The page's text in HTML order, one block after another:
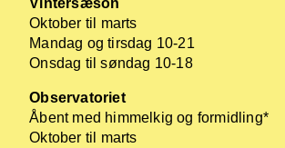
Vintersæson
Oktober til marts
Mandag og tirsdag 10-21
Onsdag til søndag 10-18
Observatoriet
Åbent med himmelkig og formidling*
Oktober til marts